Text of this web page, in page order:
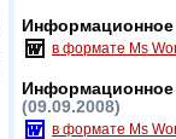
в формате Ms
Информационное
(09.09.2008)
в формате Ms